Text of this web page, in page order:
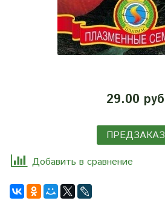
29.00 руб
ПРЕДЗАКАЗ
Добавить в сравнение